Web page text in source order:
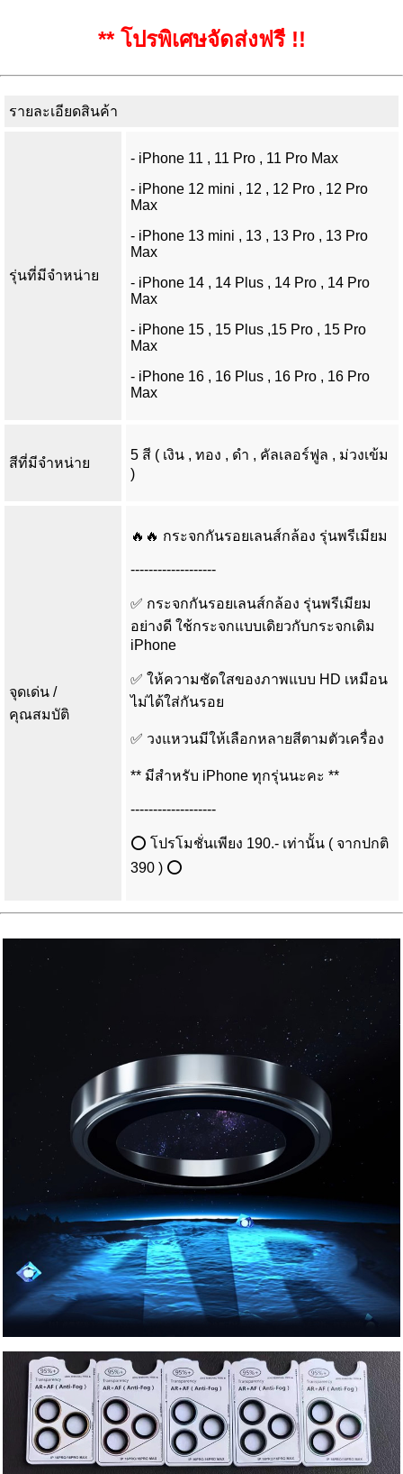
** โปรพิเศษจัดส่งฟรี !!
รายละเอียดสินค้า
รุ่นที่มีจำหน่าย
- iPhone 11 , 11 Pro , 11 Pro Max
- iPhone 12 mini , 12 , 12 Pro , 12 Pro
Max
- iPhone 13 mini , 13 , 13 Pro , 13 Pro
Max
- iPhone 14 , 14 Plus , 14 Pro , 14 Pro
Max
- iPhone 15 , 15 Plus ,15 Pro , 15 Pro
Max
- iPhone 16 , 16 Plus , 16 Pro , 16 Pro
Max
สีที่มีจำหน่าย
5 สี ( เงิน , ทอง , ดำ , คัลเลอร์ฟูล , ม่วงเข้ม
)
จุดเด่น /
คุณสมบัติ
🔥🔥 กระจกกันรอยเลนส์กล้อง รุ่นพรีเมียม
-------------------
✅ กระจกกันรอยเลนส์กล้อง รุ่นพรีเมียม
อย่างดี ใช้กระจกแบบเดิยวกับกระจกเดิม
iPhone
✅ ให้ความชัดใสของภาพแบบ HD เหมือน
ไม่ได้ใส่กันรอย
✅ วงแหวนมีให้เลือกหลายสีตามตัวเครื่อง
** มีสำหรับ iPhone ทุกรุ่นนะคะ **
-------------------
⭕ โปรโมชั่นเพียง 190.- เท่านั้น ( จากปกติ
390 ) ⭕